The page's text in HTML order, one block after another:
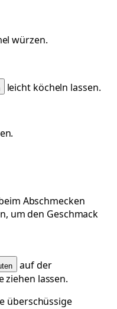
würzen.
leicht köcheln lassen.
Abschmecken
um den Geschmack
auf der
ziehen lassen.
überschüssige